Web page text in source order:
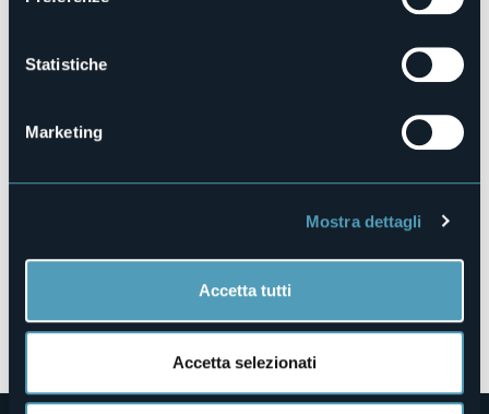
Statistiche
Marketing
Mostra dettagli
Accetta tutti
Accetta selezionati
Via Giorgio Andreoli
Apri mappa